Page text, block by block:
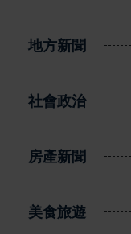
地方新聞
社會政治
房產新聞
美食旅遊